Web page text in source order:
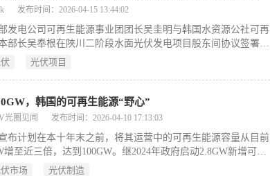
发布时间：2026-04-15 13:44:02
发电公司可再生能源事业团团长吴圭明与韩国水资源公社可再
部长吴奉根在陜川二阶段水面光伏发电项目股东间协议签署仪
影留念。韩国西部发电公司14日表示,当天在大田广域市的韩国
光伏项目
，韩国的可再生能源“野心”
光圈见闻 发布时间：2026-04-10 17:13:03
布计划在本十年末之前，将其运营中的可再生能源容量从目前
增至近三倍，达到100GW。继2024年政府启动2.8GW新增可再
电容量招标之后，本周公布的计划是政府为将韩国能源结构转
市场 光伏制造